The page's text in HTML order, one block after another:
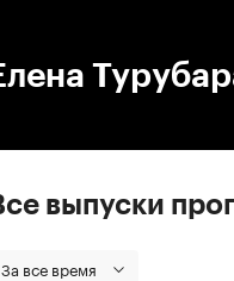
выпуски
За все время